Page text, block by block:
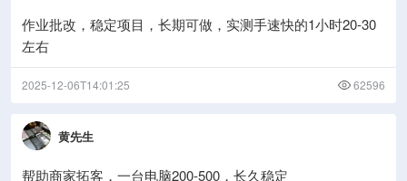
作业批改，稳定项目，长期可做，实测手速快的1小时20-30
左右
2025-12-06T14:01:25 62596
黄先生
帮助商家拓客，一台电脑200-500，长久稳定